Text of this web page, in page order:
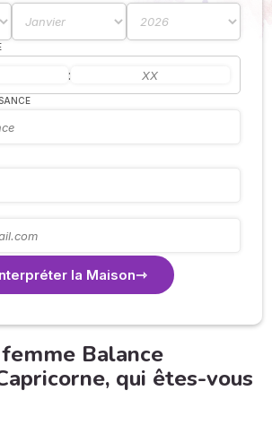
:
la Maison
Balance
qui êtes-vous